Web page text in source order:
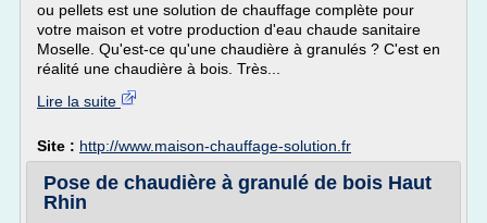
ou pellets est une solution de chauffage complète pour
votre maison et votre production d'eau chaude sanitaire
Moselle. Qu'est-ce qu'une chaudière à granulés ? C'est en
réalité une chaudière à bois. Très...
Lire la suite
Site : http://www.maison-chauffage-solution.fr
Pose de chaudière à granulé de bois Haut
Rhin